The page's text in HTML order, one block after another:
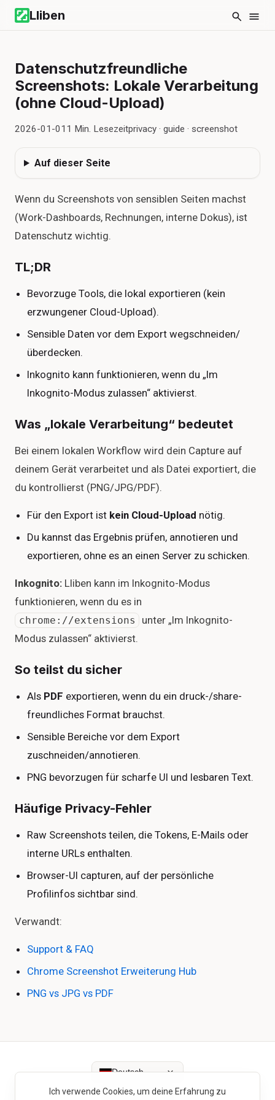
Lliben
Datenschutzfreundliche
Screenshots: Lokale Verarbeitung
(ohne Cloud-Upload)
2026-01-01 1 Min. Lesezeitprivacy · guide · screenshot
Auf dieser Seite
Wenn du Screenshots von sensiblen Seiten machst
(Work-Dashboards, Rechnungen, interne Dokus), ist
Datenschutz wichtig.
TL;DR
Bevorzuge Tools, die lokal exportieren (kein
erzwungener Cloud-Upload).
Sensible Daten vor dem Export wegschneiden/
überdecken.
Inkognito kann funktionieren, wenn du „Im
Inkognito-Modus zulassen“ aktivierst.
Was „lokale Verarbeitung“ bedeutet
Bei einem lokalen Workflow wird dein Capture auf
deinem Gerät verarbeitet und als Datei exportiert, die
du kontrollierst (PNG/JPG/PDF).
Für den Export ist kein Cloud-Upload nötig.
Du kannst das Ergebnis prüfen, annotieren und
exportieren, ohne es an einen Server zu schicken.
Inkognito: Lliben kann im Inkognito-Modus
funktionieren, wenn du es in
chrome://extensions
unter „Im Inkognito-
Modus zulassen“ aktivierst.
So teilst du sicher
Als PDF exportieren, wenn du ein druck-/share-
freundliches Format brauchst.
Sensible Bereiche vor dem Export
zuschneiden/annotieren.
PNG bevorzugen für scharfe UI und lesbaren Text.
Häufige Privacy-Fehler
Raw Screenshots teilen, die Tokens, E-Mails oder
interne URLs enthalten.
Browser-UI capturen, auf der persönliche
Profilinfos sichtbar sind.
Verwandt:
Support & FAQ
Chrome Screenshot Erweiterung Hub
PNG vs JPG vs PDF
Deutsch
Ich verwende Cookies, um deine Erfahrung zu